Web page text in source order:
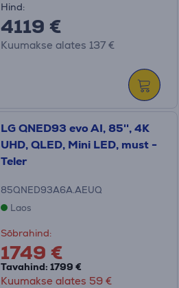
Hind:
4119 €
Kuumakse alates 137 €
LG QNED93 evo AI, 85'', 4K
UHD, QLED, Mini LED, must -
Teler
85QNED93A6A.AEUQ
Laos
Sõbrahind:
1749 €
Tavahind: 1799 €
Kuumakse alates 59 €